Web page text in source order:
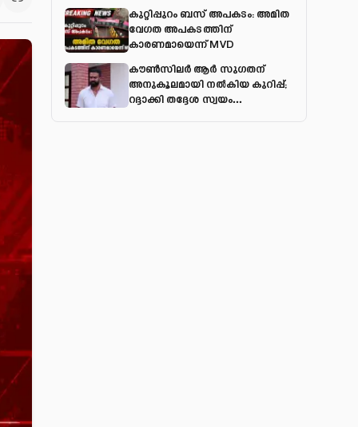
കുറ്റിപ്പുറം ബസ് അപകടം: അമിത
വേഗത അപകടത്തിന്
കാരണമായെന്ന് MVD
കൗൺസിലർ ആർ സുഗതന്
അനുകൂലമായി നല്‍കിയ കുറിപ്പ്;
റദ്ദാക്കി തദ്ദേശ സ്വയം